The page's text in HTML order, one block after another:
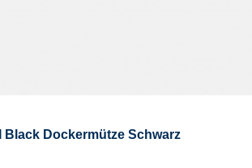
Black Dockermütze Schwarz